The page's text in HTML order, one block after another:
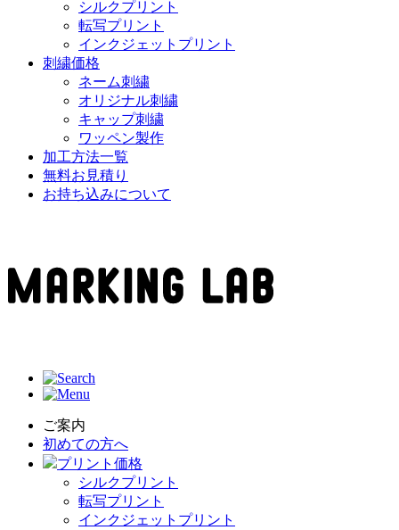
シルクプリント
転写プリント
インクジェットプリント
刺繍価格
ネーム刺繍
オリジナル刺繍
キャップ刺繍
ワッペン製作
加工方法一覧
無料お見積り
お持ち込みについて
ご案内
初めての方へ
プリント価格
シルクプリント
転写プリント
インクジェットプリント